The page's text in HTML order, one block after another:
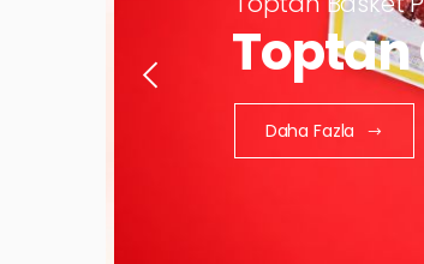
Toptan
Daha Fazla